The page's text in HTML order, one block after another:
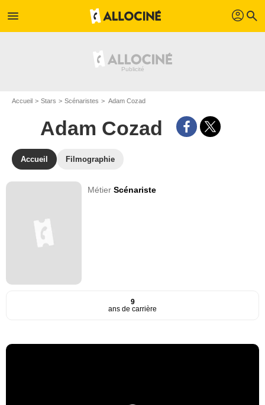
menu profil search
Accueil Stars Scénaristes Adam Cozad
Adam Cozad
Accueil Filmographie
MétierScénariste
9
ans de carrière